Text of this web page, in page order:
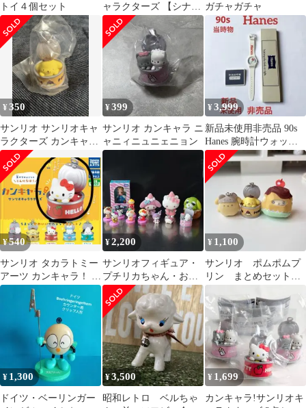
トイ４個セット
ャラクターズ 【シナモ
ロール】
ガチャガチャ
¥350
サンリオ サンリオキャ
ラクターズ カンキャラ
ポムポムプリン ガチャ
ガチャ
¥399
サンリオ カンキャラ ニ
ャニィニュニェニョン
¥3,999
新品未使用非売品 90s
Hanes 腕時計ウォッチ
ノベルティ レアビンテ
ージ
¥540
サンリオ タカラトミー
アーツ カンキャラ！ ハ
ローキティ
¥2,200
サンリオフィギュア・
プチリカちゃん・お茶
犬他セット
¥ 1,100
サンリオ ポムポムプ
リン まとめセット売
¥ 1,300
ドイツ・ベーリンガー
¥3,500
昭和レトロ ベルちゃ
¥ 1,699
カンキャラ!サンリオキ